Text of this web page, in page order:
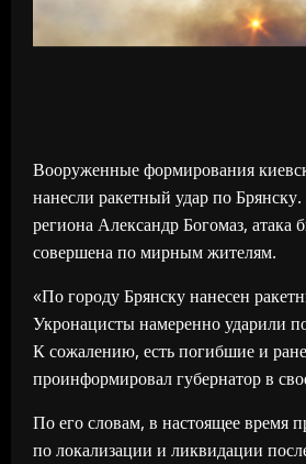
Вооруженные формирования
нанесли ракетный удар по
региона Александр Богомаз, атака
совершена по мирным жителям.
«По городу Брянску нанесен
Укронацисты намеренно ударили
К сожалению, есть погибшие и
проинформировал губернатор в
По его словам, в настоящее время
по локализации и ликвидации